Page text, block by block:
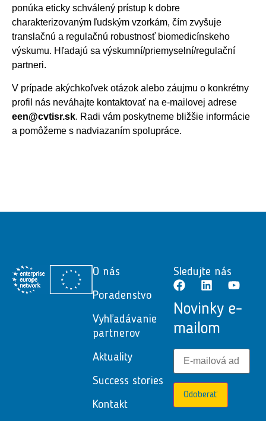
ponúka eticky schválený prístup k dobre
charakterizovaným ľudským vzorkám, čím zvyšuje
translačnú a regulačnú robustnosť biomedicínskeho
výskumu. Hľadajú sa výskumní/priemyselní/regulační
partneri.
V prípade akýchkoľvek otázok alebo záujmu o konkrétny
profil nás neváhajte kontaktovať na e-mailovej adrese
een@cvtisr.sk. Radi vám poskytneme bližšie informácie
a pomôžeme s nadviazaním spolupráce.
O nás
Poradenstvo
Vyhľadávanie
partnerov
Aktuality
Success stories
Kontakt
Sledujte nás
Novinky e-
mailom
Odoberať